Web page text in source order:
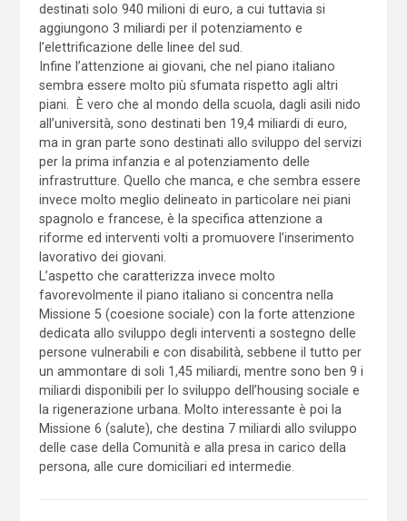
destinati solo 940 milioni di euro, a cui tuttavia si
aggiungono 3 miliardi per il potenziamento e
l’elettrificazione delle linee del sud.
Infine l’attenzione ai giovani, che nel piano italiano
sembra essere molto più sfumata rispetto agli altri
piani. È vero che al mondo della scuola, dagli asili nido
all’università, sono destinati ben 19,4 miliardi di euro,
ma in gran parte sono destinati allo sviluppo del servizi
per la prima infanzia e al potenziamento delle
infrastrutture. Quello che manca, e che sembra essere
invece molto meglio delineato in particolare nei piani
spagnolo e francese, è la specifica attenzione a
riforme ed interventi volti a promuovere l’inserimento
lavorativo dei giovani.
L’aspetto che caratterizza invece molto
favorevolmente il piano italiano si concentra nella
Missione 5 (coesione sociale) con la forte attenzione
dedicata allo sviluppo degli interventi a sostegno delle
persone vulnerabili e con disabilità, sebbene il tutto per
un ammontare di soli 1,45 miliardi, mentre sono ben 9 i
miliardi disponibili per lo sviluppo dell’housing sociale e
la rigenerazione urbana. Molto interessante è poi la
Missione 6 (salute), che destina 7 miliardi allo sviluppo
delle case della Comunità e alla presa in carico della
persona, alle cure domiciliari ed intermedie.